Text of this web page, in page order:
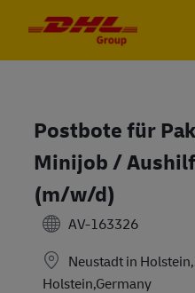
Postbote für
Minijob /
(m/w/d)
AV-163326
Neustadt in
Holstein,Germany